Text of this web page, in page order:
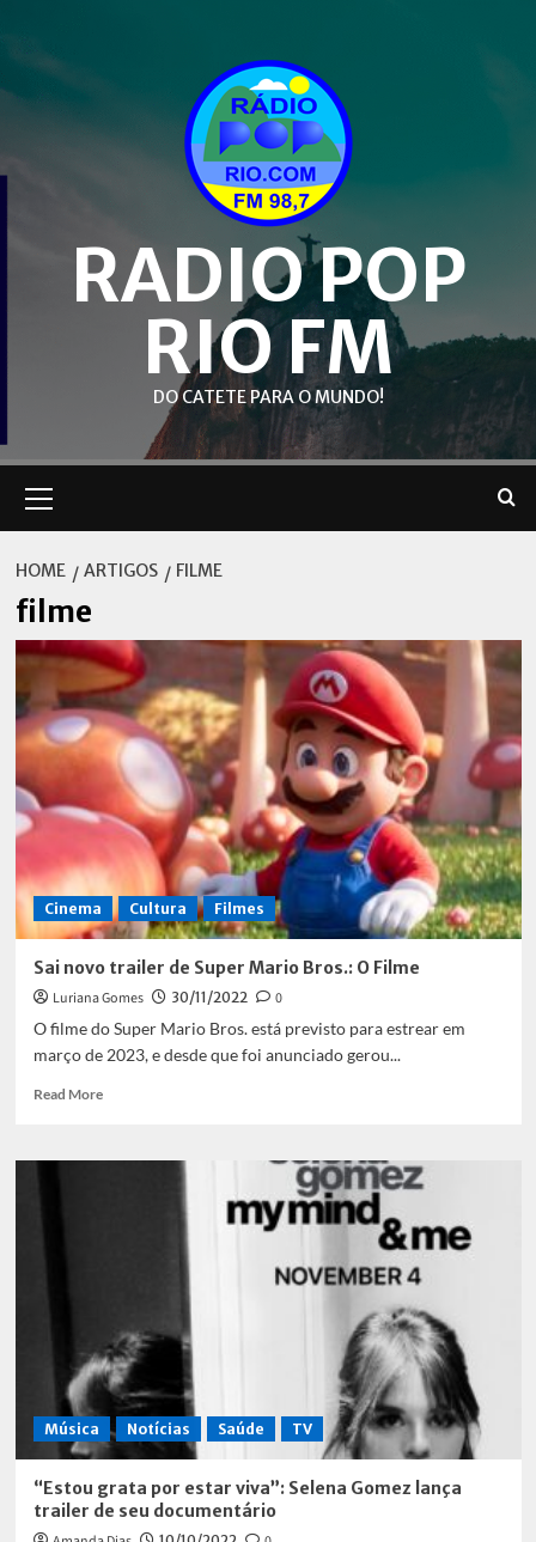
content
RADIO POP
RIO FM
DO CATETE PARA O MUNDO!
Menu
HOME ARTIGOS FILME
filme
Cinema Cultura Filmes
Sai novo trailer de Super Mario Bros.: O Filme
Luriana Gomes 30/11/2022
0
O filme do Super Mario Bros. está previsto para estrear em
março de 2023, e desde que foi anunciado gerou...
Read MoreRead
Sai
Filme
Música Notícias Saúde TV
“Estou grata por estar viva”: Selena Gomez lança
trailer de seu documentário